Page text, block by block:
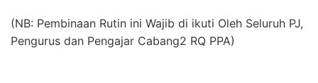
(NB: Pembinaan Rutin ini Wajib di ikuti Oleh Seluruh PJ,
Pengurus dan Pengajar Cabang2 RQ PPA)